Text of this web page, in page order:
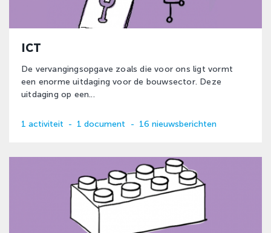
ICT
De vervangingsopgave zoals die voor ons ligt vormt
een enorme uitdaging voor de bouwsector. Deze
uitdaging op een...
1 activiteit - 1 document - 16 nieuwsberichten